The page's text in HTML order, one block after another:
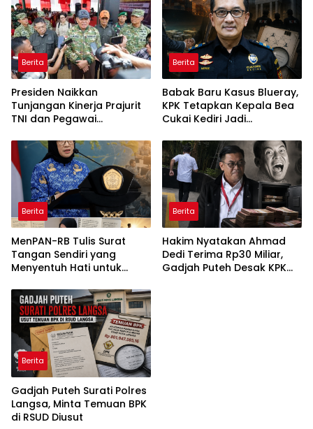
ⓘ
Berita
Presiden Naikkan
Tunjangan Kinerja Prajurit
TNI dan Pegawai
Berita
Babak Baru Kasus Blueray,
KPK Tetapkan Kepala Bea
Cukai Kediri Jadi
Berita
MenPAN-RB Tulis Surat
Tangan Sendiri yang
Menyentuh Hati untuk
NKRI
Berita
Hakim Nyatakan Ahmad
Dedi Terima Rp30 Miliar,
Gadjah Puteh Desak KPK
Berita
Gadjah Puteh Surati Polres
Langsa, Minta Temuan BPK
di RSUD Diusut